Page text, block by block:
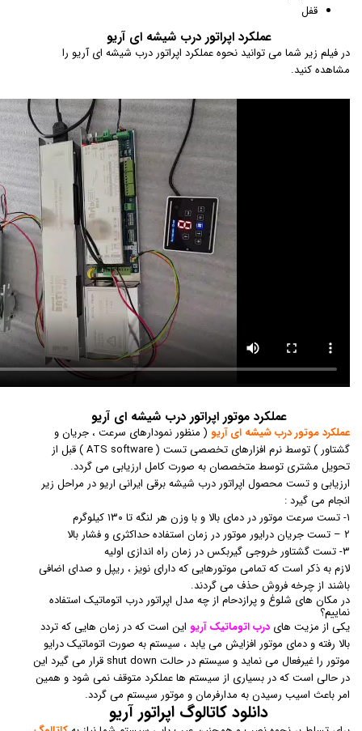
قفل
عملکرد اپراتور درب شیشه ای آریو
در فیلم زیر شما می توانید نحوه عملکرد اپراتور درب شیشه ای آریو را
مشاهده کنید.
عملکرد موتور اپراتور درب شیشه ای آریو
عملکرد موتور درب شیشه ای آریو ( منظور نمودارهای سرعت ، جریان و
گشتاور ) توسط نرم افزارهای تخصصی تست ( ATS software ) قبل از
تحویل مشتری توسط متخصصان به صورت کامل ارزیابی می گردد.
ارزیابی و تست محصول اپراتور درب شيشه برقی ايرانی اریو در مراحل زیر
انجام می گیرد :
۱- تست سرعت موتور در دمای بالا و با وزن هر لنگه تا ۱۳۰ کیلوگرم
۲ – تست جریان درایور موتور در زمان استفاده حداکثری و فشار بالا
۳- تست گشتاور خروجی گیربکس در زمان راه اندازی اولیه
لازم به ذکر است که تمامی موتورهایی که دارای نویز ، ریپل و صدای اضافی
باشند از چرخه فروش حذف می گردند.
در مکان های شلوغ و پرازدحام از چه مدل اپراتور درب اتوماتیک استفاده
نماییم؟
یکی از مزیت های درب اتوماتیک آریو این است که در زمان هایی که تردد
بالا رفته و دمای موتور افزایش می یابد ، سیستم به صورت اتوماتیک درایو
موتور را غیرفعال می نماید و سیستم در حالت shut down قرار می گیرد این
در حالی است که در بسیاری از سیستم ها عملکرد متوقف نمی شود و همین
امر باعث اسیب رسیدن به مدارفرمان و موتور سیستم می گردد.
دانلود کاتالوگ اپراتور آریو